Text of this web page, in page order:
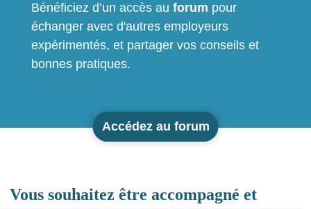
Bénéficiez d’un accès au forum pour
échanger avec d'autres employeurs
expérimentés, et partager vos conseils et
bonnes pratiques.
Accédez au forum
Vous souhaitez être accompagné et